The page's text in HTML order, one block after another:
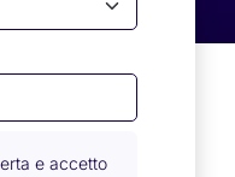
e accetto